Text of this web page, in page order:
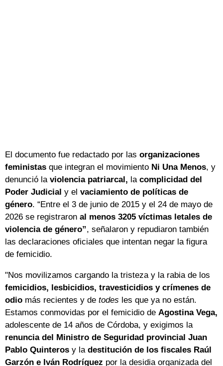
El documento fue redactado por las organizaciones
feministas que integran el movimiento Ni Una Menos, y
denunció la violencia patriarcal, la complicidad del
Poder Judicial y el vaciamiento de políticas de
género. “Entre el 3 de junio de 2015 y el 24 de mayo de
2026 se registraron al menos 3205 víctimas letales de
violencia de género”, señalaron y repudiaron también
las declaraciones oficiales que intentan negar la figura
de femicidio.
"Nos movilizamos cargando la tristeza y la rabia de los
femicidios, lesbicidios, travesticidios y crímenes de
odio más recientes y de todes les que ya no están.
Estamos conmovidas por el femicidio de Agostina Vega,
adolescente de 14 años de Córdoba, y exigimos la
renuncia del Ministro de Seguridad provincial Juan
Pablo Quinteros y la destitución de los fiscales Raúl
Garzón e Iván Rodríguez por la desidia organizada del